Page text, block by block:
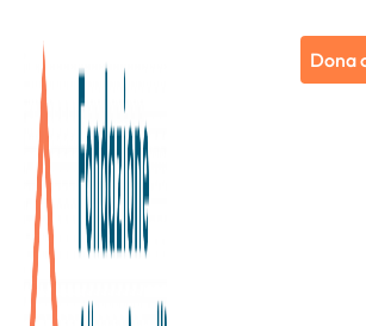
Dona
27/09/2019
Notizie da Candiolo